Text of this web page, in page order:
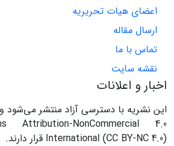
اعضای هیات تحریریه
ارسال مقاله
تماس با ما
نقشه سایت
اخبار و اعلانات
این نشریه با دسترسی آزاد منتشر
Attribution-NonCommercial 4.0
International (CC BY-NC 4.0) قرار دارند.